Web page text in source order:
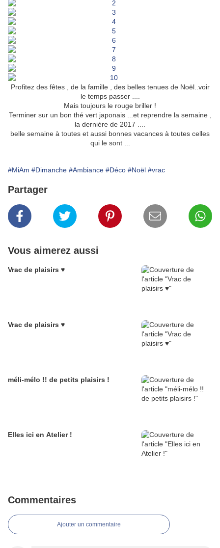
Profitez des fêtes , de la famille , des belles tenues de Noël..voir
le temps passer ....
Mais toujours le rouge briller !
Terminer sur un bon thé vert japonais ...et reprendre la semaine ,
la dernière de 2017 ....
belle semaine à toutes et aussi bonnes vacances à toutes celles
qui le sont ...
#MiAm #Dimanche #Ambiance #Déco #Noël #vrac
Partager
Vous aimerez aussi
Vrac de plaisirs ♥
Vrac de plaisirs ♥
méli-mélo !! de petits plaisirs !
Elles ici en Atelier !
Commentaires
Ajouter un commentaire